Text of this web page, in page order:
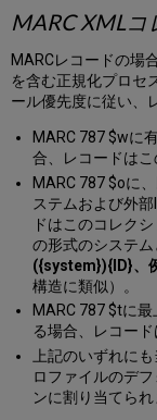
MARC XML
MARCレコードの場
を含む正規化プロセ
ール優先度に従い、
MARC 787 $wに
合、レコードはこ
MARC 787 $oに
ステムおよび外
ドはこのコレク
の形式のシステム
({system}){ID}、
構造に類似）。
MARC 787 $tに
る場合、レコー
上記のいずれに
ロファイルのデ
ンに割り当てられ